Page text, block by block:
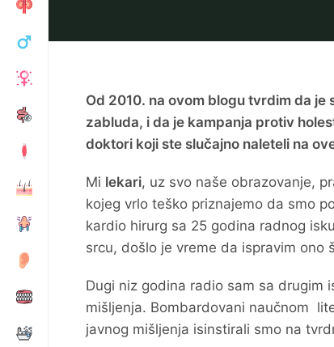
Od 2010. na ovom blogu tvrdim da je
zabluda, i da je kampanja protiv
doktori koji ste slučajno naleteli na
Mi lekari, uz svo naše obrazovanje,
kojeg vrlo teško priznajemo da smo
kardio hirurg sa 25 godina radnog
srcu, došlo je vreme da ispravim ono
Dugi niz godina radio sam sa drugim
mišljenja. Bombardovani naučnom
javnog mišljenja isinstirali smo na